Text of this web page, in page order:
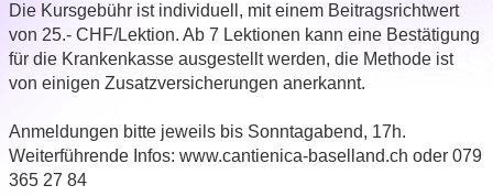
Die Kursgebühr ist individuell, mit einem Beitragsrichtwert
von 25.- CHF/Lektion. Ab 7 Lektionen kann eine Bestätigung
für die Krankenkasse ausgestellt werden, die Methode ist
von einigen Zusatzversicherungen anerkannt.
Anmeldungen bitte jeweils bis Sonntagabend, 17h.
Weiterführende Infos: www.cantienica-baselland.ch oder 079
365 27 84